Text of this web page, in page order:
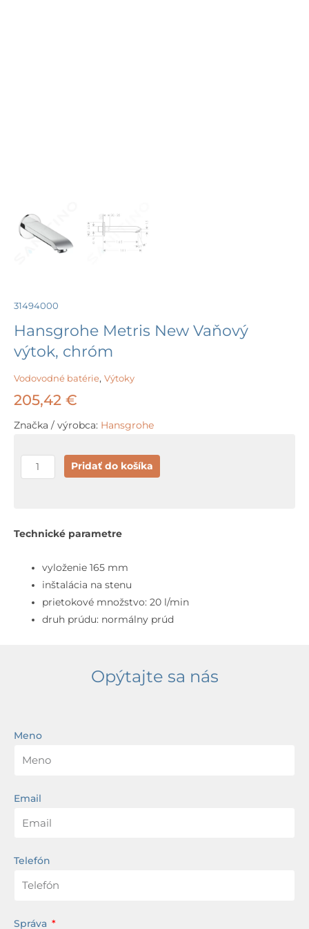
31494000
Hansgrohe Metris New Vaňový
výtok, chróm
Vodovodné batérie, Výtoky
205,42 €
Značka / výrobca: Hansgrohe
množstvo
Hansgrohe
Vaňový
chróm
Pridať do košíka
Technické parametre
vyloženie 165 mm
inštalácia na stenu
prietokové množstvo: 20 l/min
druh prúdu: normálny prúd
Opýtajte sa nás
Meno
Email
Telefón
Správa